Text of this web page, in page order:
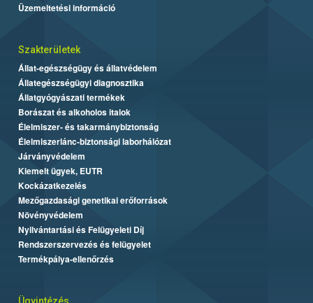
Üzemeltetési információ
Szakterületek
Állat-egészségügy és állatvédelem
Állategészségügyi diagnosztika
Állatgyógyászati termékek
Borászat és alkoholos italok
Élelmiszer- és takarmánybiztonság
Élelmiszerlánc-biztonsági laborhálózat
Járványvédelem
Kiemelt ügyek, EUTR
Kockázatkezelés
Mezőgazdasági genetikai erőforrások
Növényvédelem
Nyilvántartási és Felügyeleti Díj
Rendszerszervezés és felügyelet
Termékpálya-ellenőrzés
Ügyintézés